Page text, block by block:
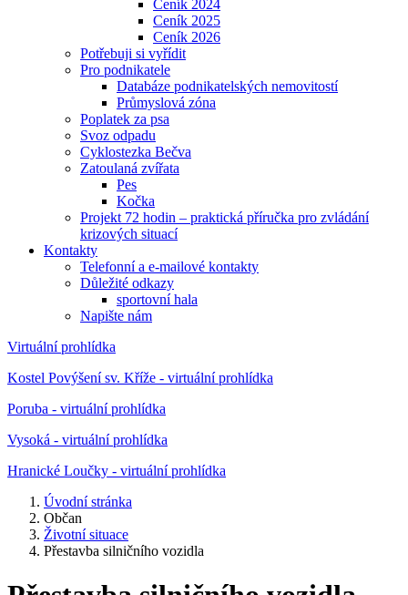
Ceník 2024
Ceník 2025
Ceník 2026
Potřebuji si vyřídit
Pro podnikatele
Databáze podnikatelských nemovitostí
Průmyslová zóna
Poplatek za psa
Svoz odpadu
Cyklostezka Bečva
Zatoulaná zvířata
Pes
Kočka
Projekt 72 hodin – praktická příručka pro zvládání
krizových situací
Kontakty
Telefonní a e-mailové kontakty
Důležité odkazy
sportovní hala
Napište nám
Virtuální prohlídka
Kostel Povýšení sv. Kříže - virtuální prohlídka
Poruba - virtuální prohlídka
Vysoká - virtuální prohlídka
Hranické Loučky - virtuální prohlídka
Úvodní stránka
Občan
Životní situace
Přestavba silničního vozidla